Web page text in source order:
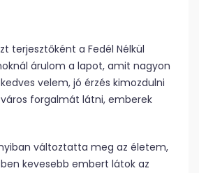
terjesztőként a Fedél Nélkül
árulom a lapot, amit nagyon
velem, jó érzés kimozdulni
forgalmát látni, emberek
változtatta meg az életem,
kevesebb embert látok az